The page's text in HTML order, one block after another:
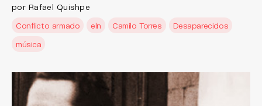
por Rafael Quishpe
Conflicto armado
eln Camilo Torres
Desaparecidos
música